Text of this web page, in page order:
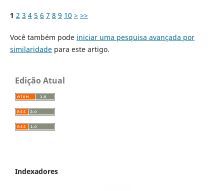
1 2 3 4 5 6 7 8 9 10 > >>
Você também pode iniciar uma pesquisa avançada por
similaridadepara este artigo.
Edição Atual
Indexadores